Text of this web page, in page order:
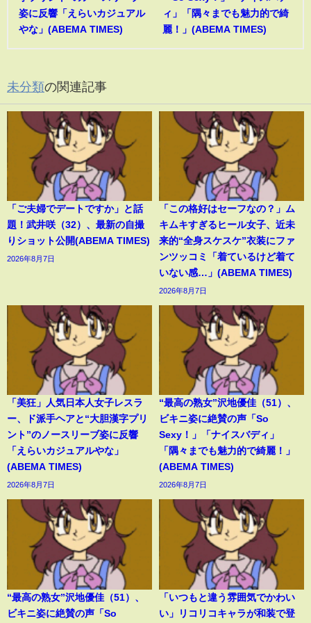
姿に反響「えらいカジュアル
やな」(ABEMA TIMES)
ィ」「隅々までも魅力的で綺
麗！」(ABEMA TIMES)
未分類の関連記事
「ご夫婦でデートですか」と話
題！武井咲（32）、最新の自撮
りショット公開(ABEMA TIMES)
2026年8月7日
「この格好はセーフなの？」ム
キムキすぎるヒール女子、近未
来的“全身スケスケ”衣装にファ
ンツッコミ「着ているけど着て
いない感…」(ABEMA TIMES)
2026年8月7日
「美狂」人気日本人女子レスラ
ー、ド派手ヘアと“大胆漢字プリ
ント”のノースリーブ姿に反響
「えらいカジュアルやな」
(ABEMA TIMES)
2026年8月7日
“最高の熟女”沢地優佳（51）、
ビキニ姿に絶賛の声「So
Sexy！」「ナイスバディ」
「隅々までも魅力的で綺麗！」
(ABEMA TIMES)
2026年8月7日
“最高の熟女”沢地優佳（51）、
ビキニ姿に絶賛の声「So
「いつもと違う雰囲気でかわい
い」リコリコキャラが和装で登